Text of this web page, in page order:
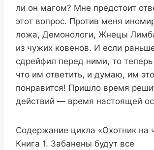
ли он магом? Мне предстоит
этот вопрос. Против меня
ложа, Демонологи, Жнецы
из чужих ковенов. И если
сдрейфил перед ними, то
что им ответить, и думаю, им
понравится! Пришло время
действий — время настоящей
Содержание цикла «Охотник на
Книга 1. Забанены будут все